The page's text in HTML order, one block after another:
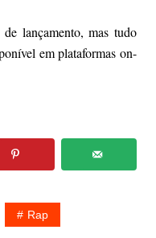
lançamento, mas tudo
em plataformas on-
Rap